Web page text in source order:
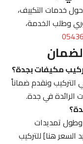
حول خدمات التكييف،
وطلب الخدمة،
مكيفات بجدة؟
التركيب ونقدم ضماناً
الرائدة في جدة.
تمديدات
السعر هنا] للتركيب